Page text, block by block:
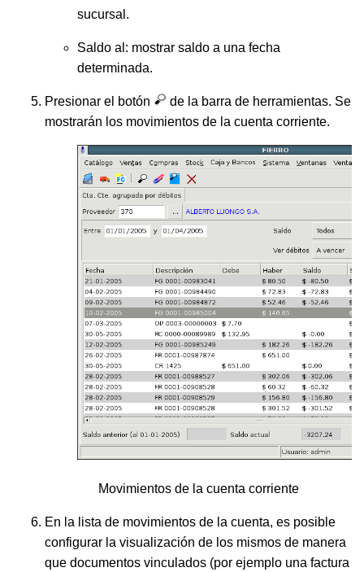
sucursal.
Saldo al: mostrar saldo a una fecha
determinada.
Presionar el botón
de la barra de herramientas. Se
mostrarán los movimientos de la cuenta corriente.
Movimientos de la cuenta corriente
En la lista de movimientos de la cuenta, es posible
configurar la visualización de los mismos de manera
que documentos vinculados (por ejemplo una factura